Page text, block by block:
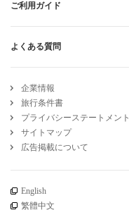
ご利用ガイド
よくある質問
企業情報
旅行条件書
プライバシーステートメント
サイトマップ
広告掲載について
English
繁體中文